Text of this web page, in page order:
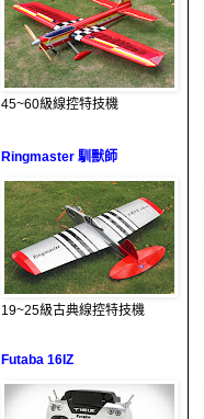
45~60級線控特技機
Ringmaster 馴獸師
19~25級古典線控特技機
Futaba 16IZ